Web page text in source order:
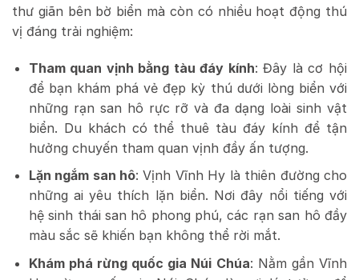
thư giãn bên bờ biển mà còn có nhiều hoạt động thú
vị đáng trải nghiệm:
Tham quan vịnh bằng tàu đáy kính: Đây là cơ hội
để bạn khám phá vẻ đẹp kỳ thú dưới lòng biển với
những rạn san hô rực rỡ và đa dạng loài sinh vật
biển. Du khách có thể thuê tàu đáy kính để tận
hưởng chuyến tham quan vịnh đầy ấn tượng.
Lặn ngắm san hô: Vịnh Vĩnh Hy là thiên đường cho
những ai yêu thích lặn biển. Nơi đây nổi tiếng với
hệ sinh thái san hô phong phú, các rạn san hô đầy
màu sắc sẽ khiến bạn không thể rời mắt.
Khám phá rừng quốc gia Núi Chúa: Nằm gần Vĩnh